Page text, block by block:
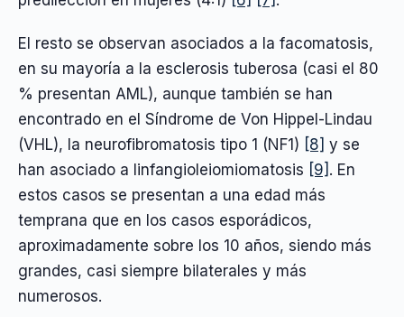
El resto se observan asociados a la facomatosis,
en su mayoría a la esclerosis tuberosa (casi el 80
% presentan AML), aunque también se han
encontrado en el Síndrome de Von Hippel-Lindau
(VHL), la neurofibromatosis tipo 1 (NF1) [8] y se
han asociado a linfangioleiomiomatosis [9] . En
estos casos se presentan a una edad más
temprana que en los casos esporádicos,
aproximadamente sobre los 10 años, siendo más
grandes, casi siempre bilaterales y más
numerosos.